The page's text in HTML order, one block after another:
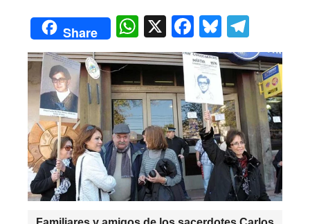
Share
W
h
at
s
A
p
p
X F
a
c
e
b
o
o
k
B
lu
es
k
y
el
e
g
ra
m